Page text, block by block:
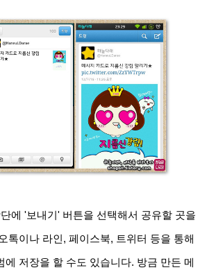
에 '보내기' 버튼을 선택해서 공유할 곳을
톡이나 라인, 페이스북, 트위터 등을 통해
에 저장을 할 수도 있습니다. 방금 만든 메